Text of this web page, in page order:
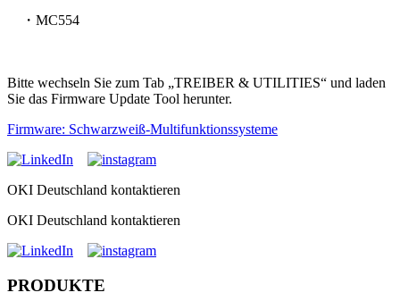
・MC554
Bitte wechseln Sie zum Tab „TREIBER & UTILITIES“ und laden
Sie das Firmware Update Tool herunter.
Firmware: Schwarzweiß-Multifunktionssysteme
OKI Deutschland kontaktieren
OKI Deutschland kontaktieren
PRODUKTE